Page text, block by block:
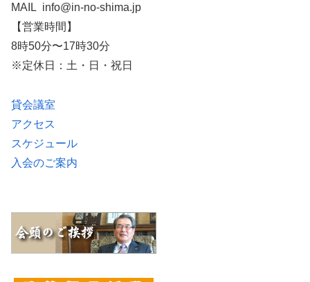
MAIL info@in-no-shima.jp
【営業時間】
8時50分〜17時30分
※定休日：土・日・祝日
貸会議室
アクセス
スケジュール
入会のご案内